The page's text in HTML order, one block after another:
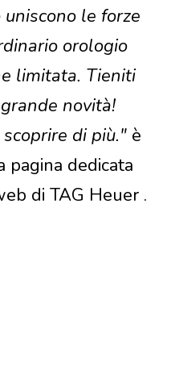
le forze
orologio
limitata. Tieniti
novità!
di più." è
dedicata
di TAG Heuer .